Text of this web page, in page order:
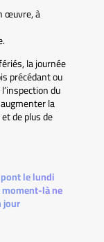
œuvre, à
la journée
précédant ou
du
la
de plus de
le lundi
moment-là ne
jour